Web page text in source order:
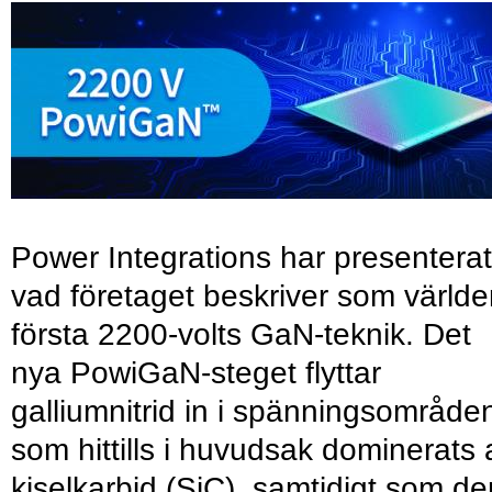
Power Integrations har presenterat
vad företaget beskriver som
första 2200-volts GaN-teknik. Det
nya PowiGaN-steget flyttar
galliumnitrid in i
som hittills i huvudsak dominerats